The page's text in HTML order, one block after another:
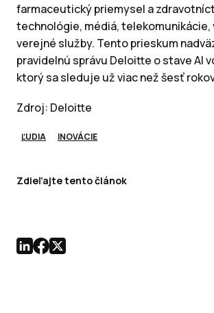
farmaceutický priemysel a
technológie, médiá, telekomunikácie,
verejné služby. Tento prieskum
pravidelnú správu Deloitte o stave AI
ktorý sa sleduje už viac než šesť
Zdroj: Deloitte
ĽUDIA INOVÁCIE
Zdieľajte tento článok